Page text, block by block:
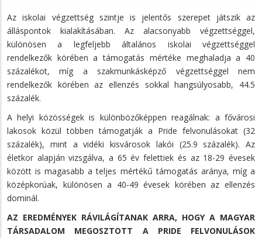
Az iskolai végzettség szintje is jelentős szerepet játszik az
álláspontok kialakításában. Az alacsonyabb végzettséggel,
különösen a legfeljebb általános iskolai végzettséggel
rendelkezők körében a támogatás mértéke meghaladja a 40
százalékot, míg a szakmunkásképző végzettséggel nem
rendelkezők körében az ellenzés sokkal hangsúlyosabb, 44.5
százalék.
A helyi közösségek is különbözőképpen reagálnak: a fővárosi
lakosok közül többen támogatják a Pride felvonulásokat (32
százalék), mint a vidéki kisvárosok lakói (25.9 százalék). Az
életkor alapján vizsgálva, a 65 év felettiek és az 18-29 évesek
között is magasabb a teljes mértékű támogatás aránya, míg a
középkorúak, különösen a 40-49 évesek körében az ellenzés
dominál.
AZ EREDMÉNYEK RÁVILÁGÍTANAK ARRA, HOGY A MAGYAR
TÁRSADALOM MEGOSZTOTT A PRIDE FELVONULÁSOK